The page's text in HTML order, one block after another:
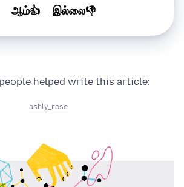
ஆம்👍 இல்லை👎
helped write this article:
ashly_rose